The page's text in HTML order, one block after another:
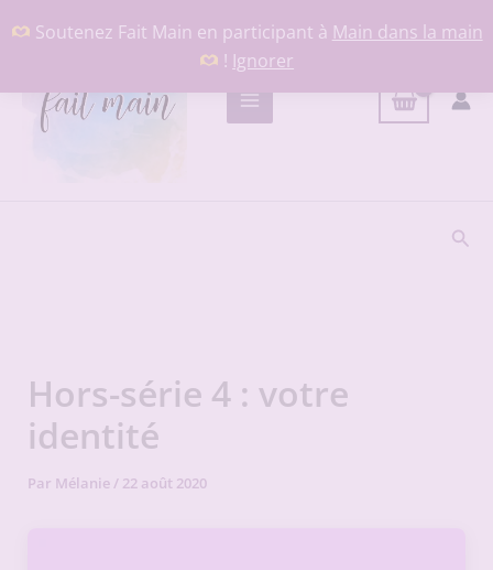
Soutenez Fait Main en participant à Main dans la main
! Ignorer
au
Hors-série 4 : votre
identité
Par Mélanie/ 22 août 2020